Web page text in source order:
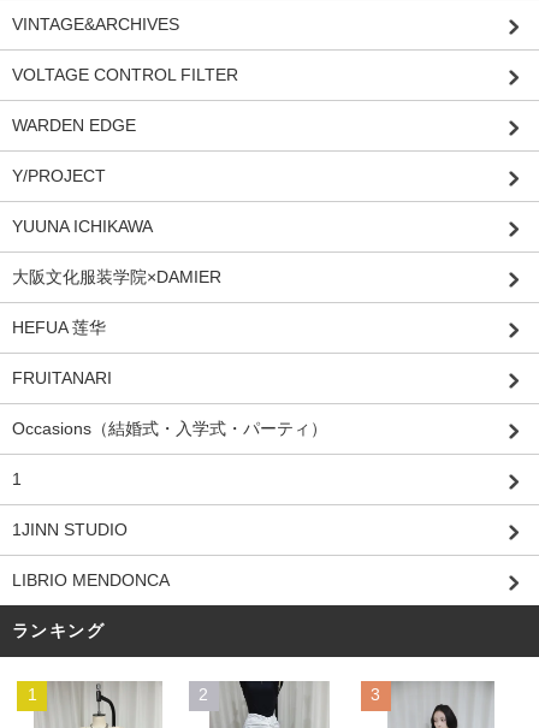
VINTAGE&ARCHIVES
VOLTAGE CONTROL FILTER
WARDEN EDGE
Y/PROJECT
YUUNA ICHIKAWA
大阪文化服装学院×DAMIER
HEFUA 莲华
FRUITANARI
Occasions（結婚式・入学式・パーティ）
1
1JINN STUDIO
LIBRIO MENDONCA
ランキング
1 2 3